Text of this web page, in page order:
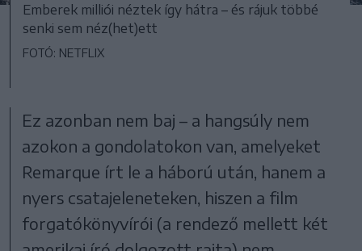
Emberek milliói néztek így hátra – és rájuk többé
senki sem néz(het)ett
FOTÓ: NETFLIX
Ez azonban nem baj – a hangsúly nem
azokon a gondolatokon van, amelyeket
Remarque írt le a háború után, hanem a
nyers csatajeleneteken, hiszen a film
forgatókönyvírói (a rendező mellett két